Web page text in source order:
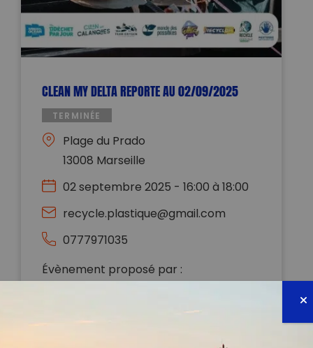
CLEAN MY DELTA REPORTE AU 02/09/2025
TERMINÉE
Plage du Prado
13008 Marseille
02 septembre 2025 - 16:00 à 18:00
recycle.plastique@gmail.com
0777971035
Évènement proposé par :